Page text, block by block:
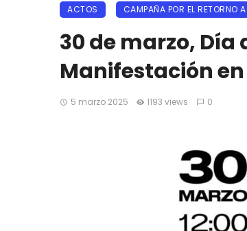
ACTOS CAMPAÑA POR EL RETORNO
30 de marzo, Día
Manifestación
5 marzo 2025 1193 views 0